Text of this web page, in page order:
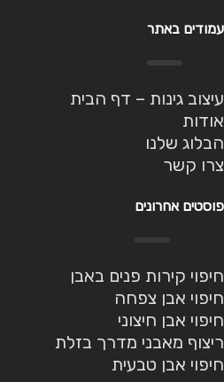
עמודים באתר
עיצוב גינות – דף הבית
אודות
הבלוג שלנו
צרו קשר
פוסטים אחרונים
חיפוי קירות פנים באבן
חיפוי אבן צפחה
חיפוי אבן חיצוני
ריצוף מאבני מדרך בזלת
חיפוי אבן טבעית